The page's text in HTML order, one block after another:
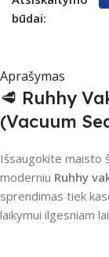
būdai:
Aprašymas
🥩 Ruhhy
(Vacuum
Išsaugokite maisto
moderniu Ruhhy
sprendimas tiek
laikymui ilgesniam